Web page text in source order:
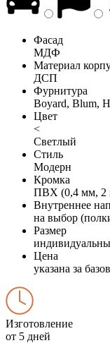
Фасад
МДФ
Материал
ДСП
Фурнитура
Boyard, Blum,
Цвет
<
Светлый
Стиль
Модерн
Кромка
ПВХ (0,4 мм, 2
Внутреннее
на выбор
Размер
Цена
указана за
Изготовление
от 5 дней